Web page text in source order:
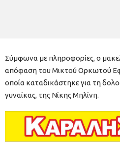
Σύμφωνα με πληροφορίες, ο
απόφαση του Μικτού Ορκωτού
οποία καταδικάστηκε για τη
γυναίκας, της Νίκης Μηλίνη.